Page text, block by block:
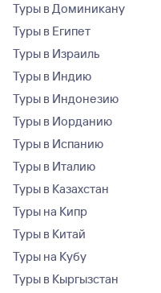
Туры в Доминикану
Туры в Египет
Туры в Израиль
Туры в Индию
Туры в Индонезию
Туры в Иорданию
Туры в Испанию
Туры в Италию
Туры в Казахстан
Туры на Кипр
Туры в Китай
Туры на Кубу
Туры в Кыргызстан